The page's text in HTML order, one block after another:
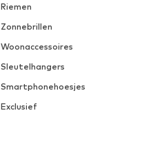
Riemen
Zonnebrillen
Woonaccessoires
Sleutelhangers
Smartphonehoesjes
Exclusief